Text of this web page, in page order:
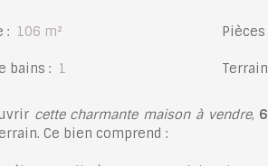
: 106 m² Pièces
bains : 1 Terrain
cette charmante maison à vendre,
Ce bien comprend :